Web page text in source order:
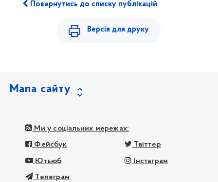
Повернутись до списку публікацій
Версія для друку
Мапа сайту
Ми у соціальних мережах:
Фейсбук Твіттер
Ютьюб Інстаграм
Телеграм